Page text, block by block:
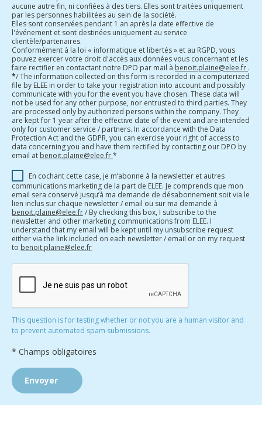
aucune autre fin, ni confiées à des tiers. Elles sont traitées uniquement
par les personnes habilitées au sein de la société.
Elles sont conservées pendant 1 an après la date effective de
l'événement et sont destinées uniquement au service
clientèle/partenaires.
Conformément à la loi « informatique et libertés » et au RGPD, vous
pouvez exercer votre droit d'accès aux données vous concernant et les
faire rectifier en contactant notre DPO par mail à benoit.plaine@elee.fr .
*/ The information collected on this form is recorded in a computerized
file by ELEE in order to take your registration into account and possibly
communicate with you for the event you have chosen. These data will
not be used for any other purpose, nor entrusted to third parties. They
are processed only by authorized persons within the company. They
are kept for 1 year after the effective date of the event and are intended
only for customer service / partners. In accordance with the Data
Protection Act and the GDPR, you can exercise your right of access to
data concerning you and have them rectified by contacting our DPO by
email at benoit.plaine@elee.fr*
En cochant cette case, je m’abonne à la newsletter et autres
communications marketing de la part de ELEE. Je comprends que mon
email sera conservé jusqu’à ma demande de désabonnement soit via le
lien inclus sur chaque newsletter / email ou sur ma demande à
benoit.plaine@elee.fr/ By checking this box, I subscribe to the
newsletter and other marketing communications from ELEE. I
understand that my email will be kept until my unsubscribe request
either via the link included on each newsletter / email or on my request
to benoit.plaine@elee.fr
This question is for testing whether or not you are a human visitor and
to prevent automated spam submissions.
* Champs obligatoires